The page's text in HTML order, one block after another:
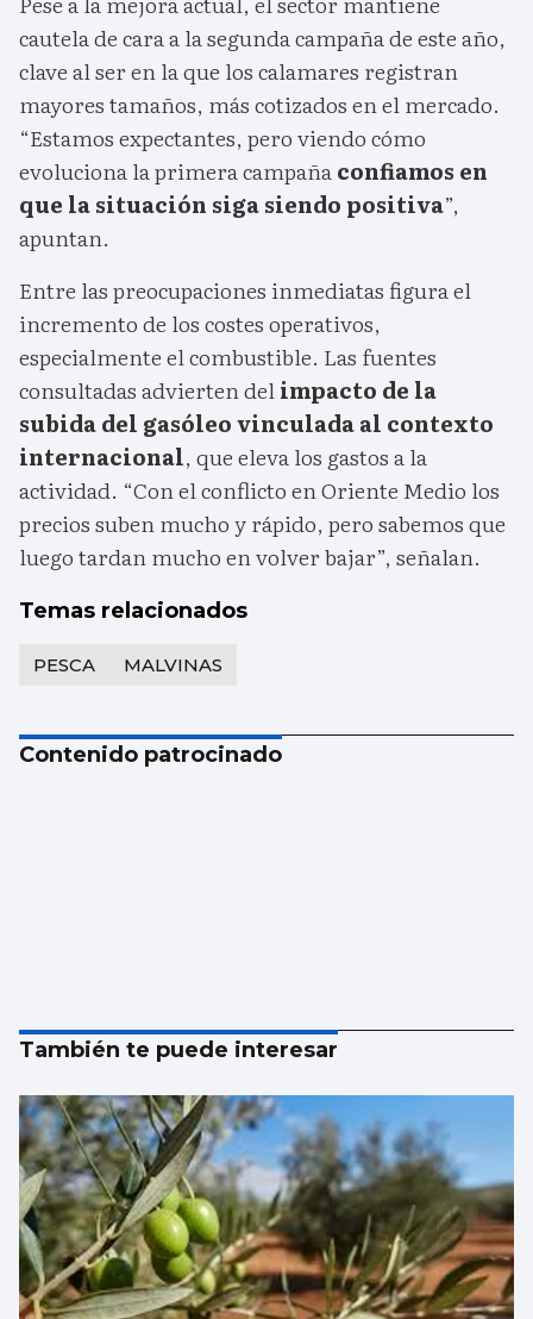
cautela de cara a la segunda campaña de este año,
clave al ser en la que los calamares registran
mayores tamaños, más cotizados en el mercado.
“Estamos expectantes, pero viendo cómo
evoluciona la primera campañaconfiamos en
que la situación siga siendo positiva”,
apuntan.
Entre las preocupaciones inmediatas figura el
incremento de los costes operativos,
especialmente el combustible. Las fuentes
consultadas advierten delimpacto de la
subida del gasóleo vinculada al contexto
internacional, que eleva los gastos a la
actividad. “Con el conflicto en Oriente Medio los
precios suben mucho y rápido, pero sabemos que
luego tardan mucho en volver bajar”, señalan.
Temas relacionados
PESCA MALVINAS
Contenido patrocinado
También te puede interesar